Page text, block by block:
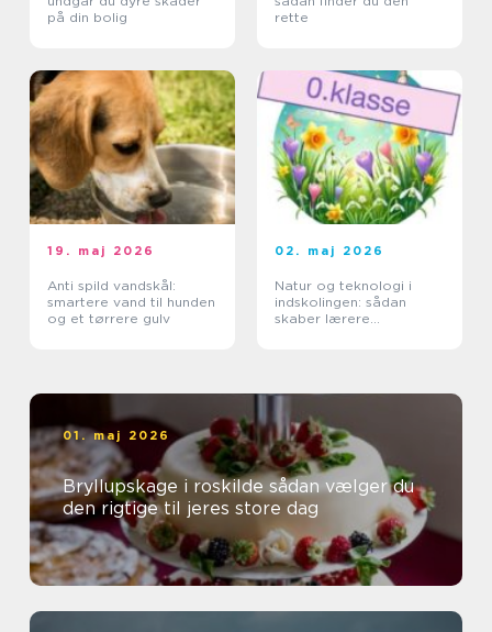
på din bolig
rette
19. maj 2026
Anti spild vandskål:
smartere vand til hunden
og et tørrere gulv
02. maj 2026
Natur og teknologi i
indskolingen: sådan
skaber lærere
01. maj 2026
Bryllupskage i roskilde sådan vælger du
den rigtige til jeres store dag